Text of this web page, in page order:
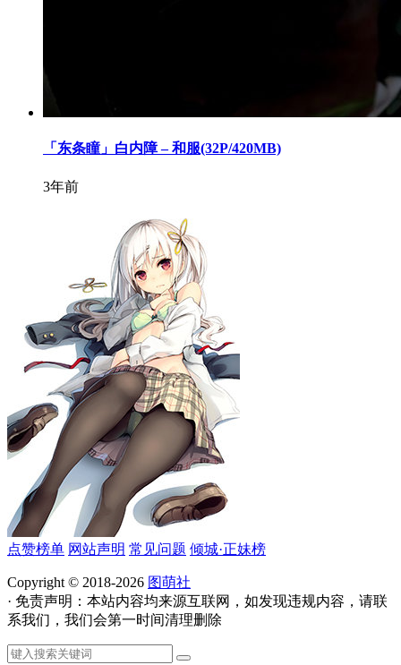
「东条瞳」白内障 – 和服(32P/420MB)
3年前
点赞榜单 网站声明 常见问题 倾城·正妹榜
Copyright © 2018-2026 图萌社
· 免责声明：本站内容均来源互联网，如发现违规内容，请联
系我们，我们会第一时间清理删除